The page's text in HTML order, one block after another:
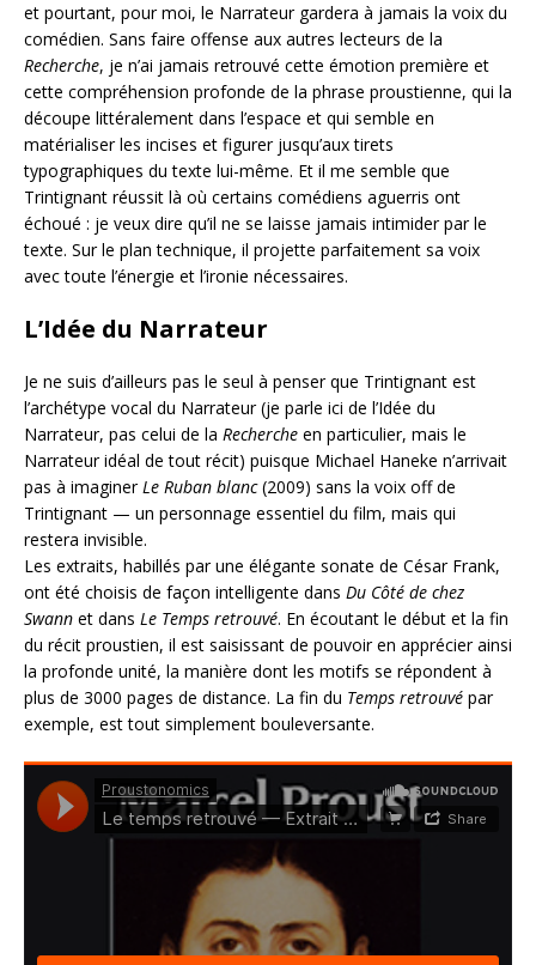
et pourtant, pour moi, le Narrateur gardera à jamais la voix du
comédien. Sans faire offense aux autres lecteurs de la
Recherche, je n’ai jamais retrouvé cette émotion première et
cette compréhension profonde de la phrase proustienne, qui la
découpe littéralement dans l’espace et qui semble en
matérialiser les incises et figurer jusqu’aux tirets
typographiques du texte lui-même. Et il me semble que
Trintignant réussit là où certains comédiens aguerris ont
échoué : je veux dire qu’il ne se laisse jamais intimider par le
texte. Sur le plan technique, il projette parfaitement sa voix
avec toute l’énergie et l’ironie nécessaires.
L’Idée du Narrateur
Je ne suis d’ailleurs pas le seul à penser que Trintignant est
l’archétype vocal du Narrateur (je parle ici de l’Idée du
Narrateur, pas celui de la Recherche en particulier, mais le
Narrateur idéal de tout récit) puisque Michael Haneke n’arrivait
pas à imaginerLe Ruban blanc(2009) sans la voix off de
Trintignant — un personnage essentiel du film, mais qui
restera invisible.
Les extraits, habillés par une élégante sonate de César Frank,
ont été choisis de façon intelligente dans Du Côté de chez
Swann et dans Le Temps retrouvé. En écoutant le début et la fin
du récit proustien, il est saisissant de pouvoir en apprécier ainsi
la profonde unité, la manière dont les motifs se répondent à
plus de 3000 pages de distance. La fin du Temps retrouvé par
exemple, est tout simplement bouleversante.